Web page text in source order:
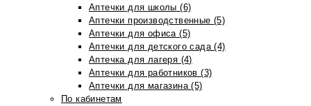
Аптечки для школы (6)
Аптечки производственные (5)
Аптечки для офиса (5)
Аптечки для детского сада (4)
Аптечка для лагеря (4)
Аптечки для работников (3)
Аптечки для магазина (5)
По кабинетам